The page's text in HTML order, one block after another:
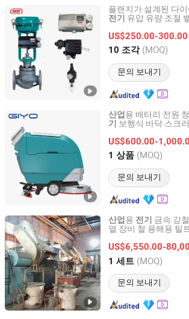
플랜지가 설계된 다
전기
유압 유량 조절
US$250.00-300.00
10 조각 (MOQ)
문의 보내기
Shanghai Power Plant Valve Factory Co.,
Shanghai, China 이후 2026
산업 용 배터리 전원
기
보행식 바닥 스크
US$600.00-
1 상품 (MOQ)
문의 보내기
Anhui Giyo Cleaning Equipment Co., Ltd.
Anhui, China 이후 2023
산업 용 전기
금속 강
열 장비 철 용해용 틸
US$6,550.00-
1 세트 (MOQ)
문의 보내기
Luoyang Shennai Power Equipment
Henan, China 이후 2025